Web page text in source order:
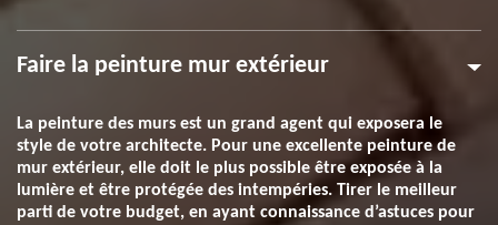
Faire la peinture mur extérieur
La peinture des murs est un grand agent qui exposera le
style de votre architecte. Pour une excellente peinture de
mur extérieur, elle doit le plus possible être exposée à la
lumière et être protégée des intempéries. Tirer le meilleur
parti de votre budget, en ayant connaissance d’astuces pour